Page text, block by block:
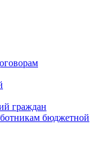
граждан
бюджетной